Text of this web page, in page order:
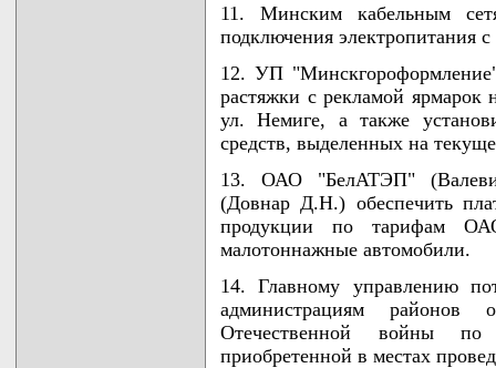
11. Минским кабельным
подключения электропитания
12. УП
растяжки с рекламой
ул. Немиге, а также
средств, выделенных на
13. ОАО "БелАТЭП"
(Довнар Д.Н.) обеспечить
продукции по тарифам
малотоннажные автомобили.
14. Главному управлению
администрациям районов
Отечественной войны по
приобретенной в местах